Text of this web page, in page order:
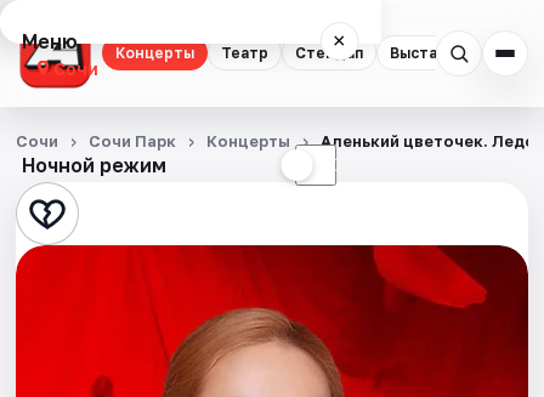
Концерты Театр Стендап Выставки
Меню ×
Сочи
Концерты
Театр
Стендап
Ночной режим ☾
Сочи Сочи Парк Концерты Аленький цветочек.